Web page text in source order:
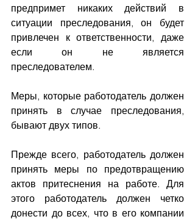
предпримет никаких действий в
ситуации преследования, он будет
привлечен к ответственности, даже
если он не является
преследователем.
Меры, которые работодатель должен
принять в случае преследования,
бывают двух типов.
Прежде всего, работодатель должен
принять меры по предотвращению
актов притеснения на работе. Для
этого работодатель должен четко
донести до всех, что в его компании